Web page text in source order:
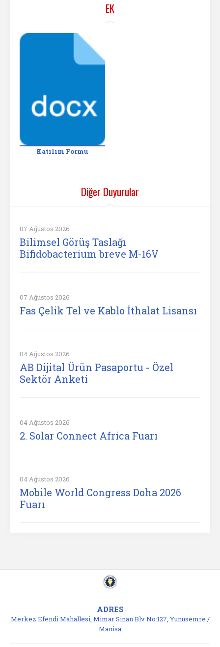
EK
Katılım Formu
Diğer Duyurular
07 Ağustos 2026
Bilimsel Görüş Taslağı
Bifidobacterium breve M-16V
07 Ağustos 2026
Fas Çelik Tel ve Kablo İthalat Lisansı
04 Ağustos 2026
AB Dijital Ürün Pasaportu - Özel
Sektör Anketi
04 Ağustos 2026
2. Solar Connect Africa Fuarı
04 Ağustos 2026
Mobile World Congress Doha 2026
Fuarı
ADRES
Merkez Efendi Mahallesi, Mimar Sinan Blv No:127, Yunusemre /
Manisa